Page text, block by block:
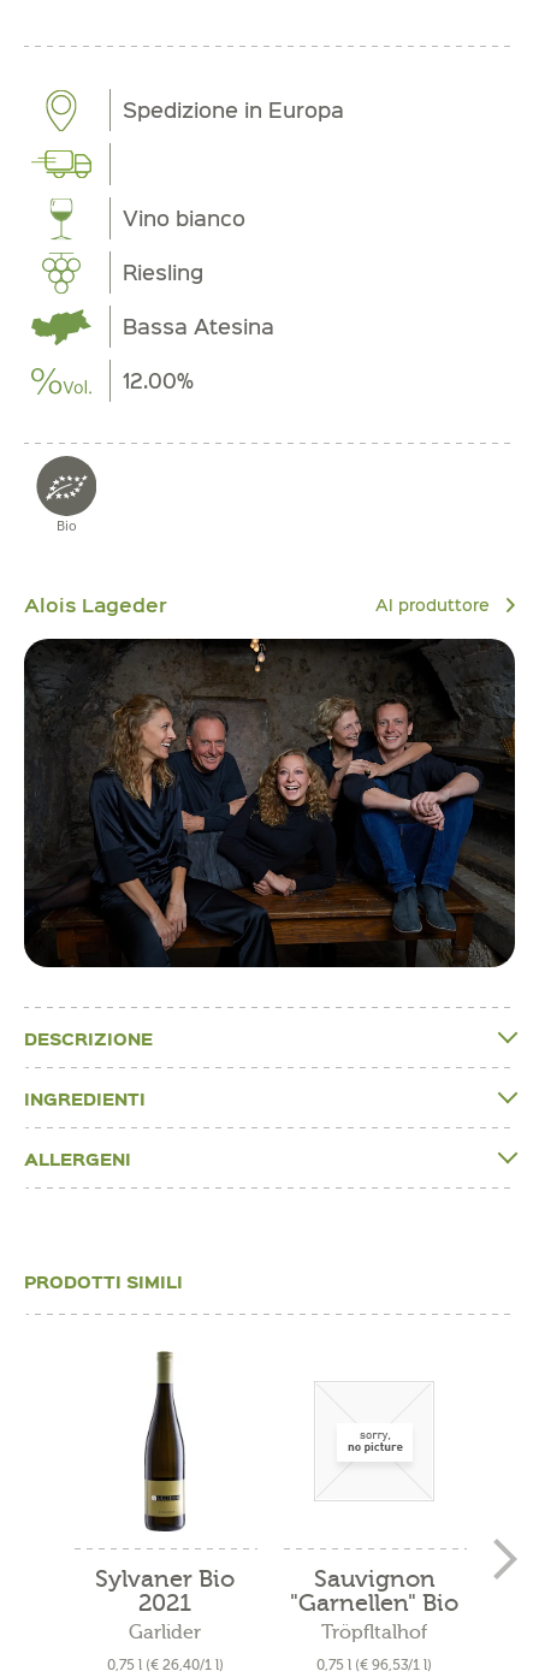
Spedizione in Europa
Vino bianco
Riesling
Bassa Atesina
12.00%
Bio
Alois Lageder Al produttore
DESCRIZIONE
INGREDIENTI
ALLERGENI
PRODOTTI SIMILI
Sylvaner Bio
2021
Garlider
0,75 l (€ 26,40/1 l)
Sauvignon
"Garnellen" Bio
2019
Tröpfltalhof
0,75 l (€ 96,53/1 l)